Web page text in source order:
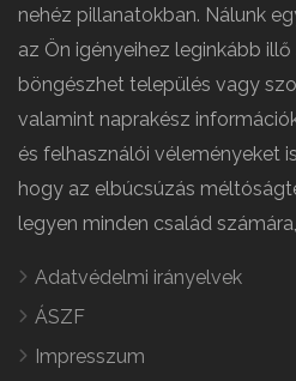
nehéz pillanatokban. Nálunk
az Ön igényeihez leginkább
böngészhet település vagy
valamint naprakész
és felhasználói véleményeket
hogy az elbúcsúzás
legyen minden család
Adatvédelmi irányelvek
ÁSZF
Impresszum